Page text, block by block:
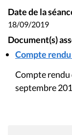
Date de la
18/09/2019
Document(s)
Compte rendu
Compte rendu
septembre